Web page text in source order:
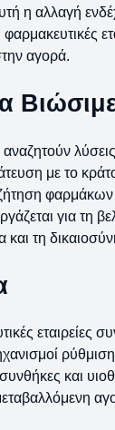
η αλλαγή
αγορά.
αναζητούν
με το
για τη
και τη
εταιρείες
και